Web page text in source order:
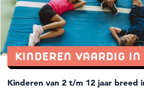
Wat we doen
Voor organisaties
Nieuws
Contact
KINDEREN VAARDIG IN
Kinderen van 2 t/m 12 jaar breed